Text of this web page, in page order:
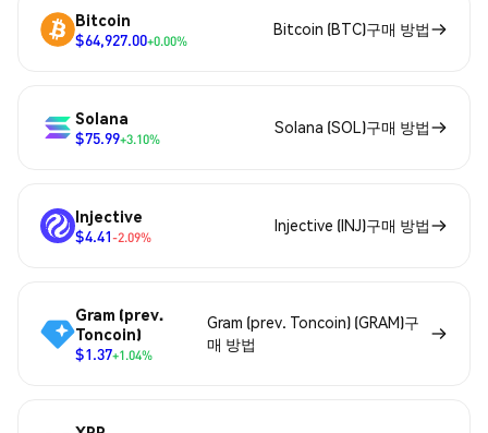
Bitcoin
$64,927.00+0.00%
Bitcoin (BTC)구매 방법
Solana
$75.99+3.10%
Solana (SOL)구매 방법
Injective
$4.41-2.09%
Injective (INJ)구매 방법
Gram (prev.
Toncoin)
$1.37+1.04%
Gram (prev. Toncoin) (GRAM)구
매 방법